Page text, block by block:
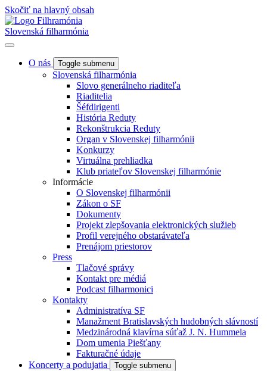
Skočiť na hlavný obsah
Slovenská filharmónia
O nás Toggle submenu
Slovenská filharmónia
Slovo generálneho riaditeľa
Riaditelia
Šéfdirigenti
História Reduty
Rekonštrukcia Reduty
Organ v Slovenskej filharmónii
Konkurzy
Virtuálna prehliadka
Klub priateľov Slovenskej filharmónie
Informácie
O Slovenskej filharmónii
Zákon o SF
Dokumenty
Projekt zlepšovania elektronických služieb
Profil verejného obstarávateľa
Prenájom priestorov
Press
Tlačové správy
Kontakt pre médiá
Podcast filharmonici
Kontakty
Administratíva SF
Manažment Bratislavských hudobných slávností
Medzinárodná klavírna súťaž J. N. Hummela
Dom umenia Piešťany
Fakturačné údaje
Koncerty a podujatia
Toggle submenu